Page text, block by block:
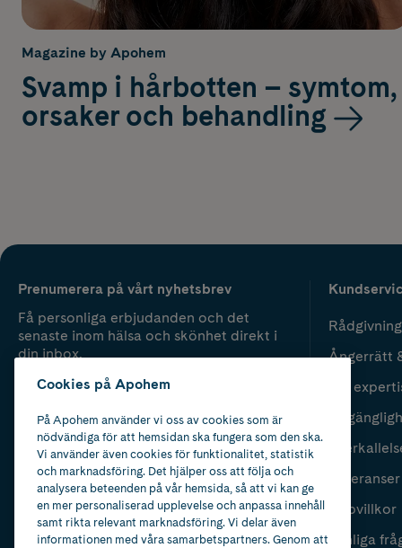
Magazine by Apohem
Svamp i hårbotten – symtom,
orsaker och behandling
Prenumerera på vårt nyhetsbrev
Få personliga erbjudanden och det
senaste inom hälsa och skönhet direkt i
din inbox.
Ångerrätt
Vår
Leveranser
Köpvillkor
Vanliga
Cookies på Apohem
På Apohem använder vi oss av cookies som är
nödvändiga för att hemsidan ska fungera som den ska.
Vi använder även cookies för funktionalitet, statistik
och marknadsföring. Det hjälper oss att följa och
analysera beteenden på vår hemsida, så att vi kan ge
en mer personaliserad upplevelse och anpassa innehåll
samt rikta relevant marknadsföring. Vi delar även
informationen med våra samarbetspartners. Genom att